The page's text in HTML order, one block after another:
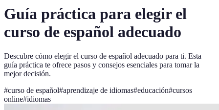
Guía práctica para elegir el
curso de español adecuado
Descubre cómo elegir el curso de español adecuado para ti. Esta
guía práctica te ofrece pasos y consejos esenciales para tomar la
mejor decisión.
#curso de español#aprendizaje de idiomas#educación#cursos
online#idiomas